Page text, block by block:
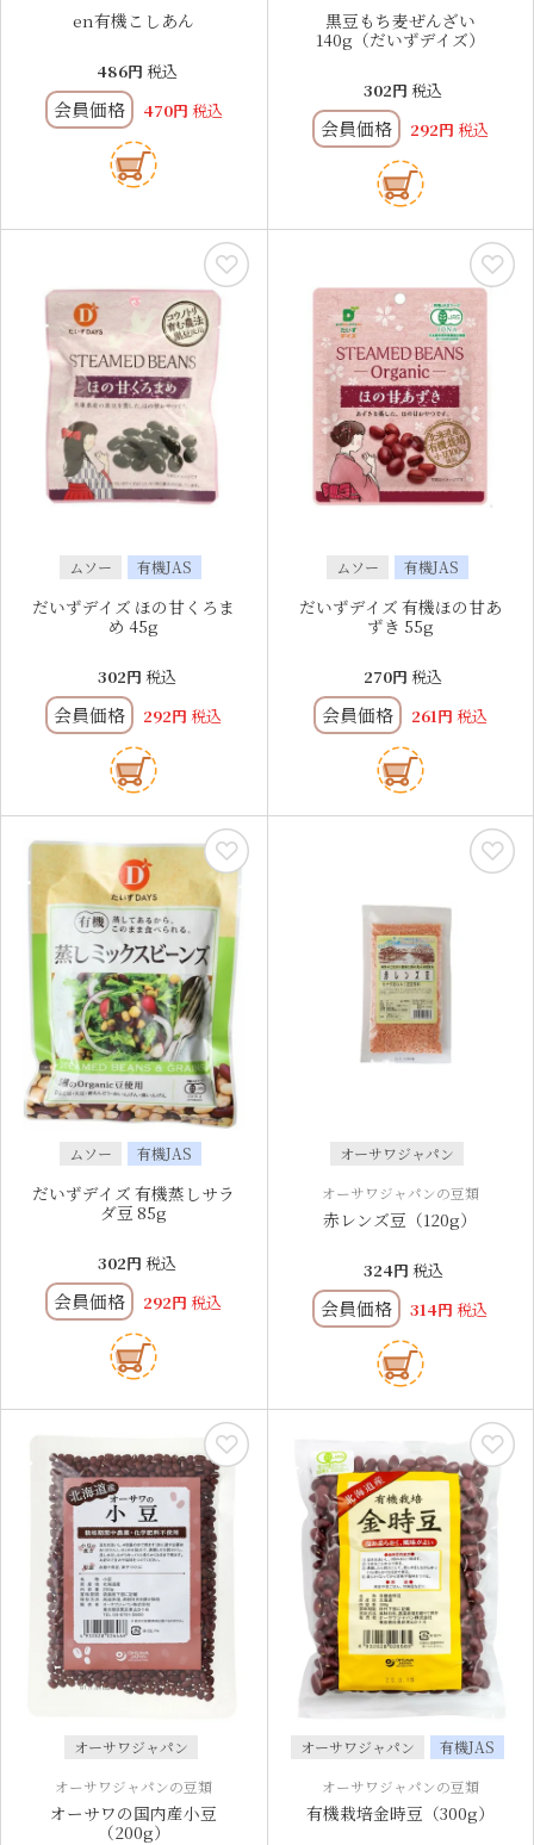
en有機こしあん
486 税込
会員価格 470 税込
黒豆もち麦ぜんざい
140g（だいずデイズ）
302 税込
会員価格 292 税込
ムソー 有機JAS
だいずデイズ ほの甘くろま
め 45g
302 税込
会員価格 292 税込
ムソー 有機JAS
だいずデイズ 有機ほの甘あ
ずき 55g
270 税込
会員価格 261 税込
ムソー 有機JAS
だいずデイズ 有機蒸しサラ
ダ豆 85g
302 税込
会員価格 292 税込
オーサワジャパン
オーサワジャパンの豆類
赤レンズ豆（120g）
324 税込
会員価格 314 税込
オーサワジャパン
オーサワジャパンの豆類
オーサワの国内産小豆
（200g）
オーサワジャパン 有機JAS
オーサワジャパンの豆類
有機栽培金時豆（300g）